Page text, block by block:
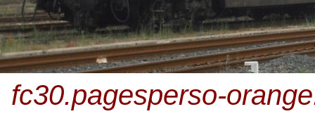
fc30.pagesperso-